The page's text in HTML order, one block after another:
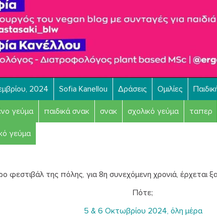
2024 Sofia Kanellou Δράσεις Ομιλίες
γεύμα παιδικά σνακ σνακ σχολικό γεύμα ταπερ
γεύμα
φεστιβάλ της πόλης, για 8η συνεχόμενη χρονιά, έρχεται
Πότε;
5 & 6 Οκτωβρίου 2024, όλη μέρα